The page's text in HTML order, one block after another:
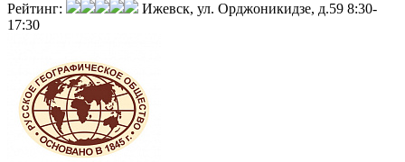
Рейтинг: Ижевск, ул. Орджоникидзе, д.59 8:30-
17:30